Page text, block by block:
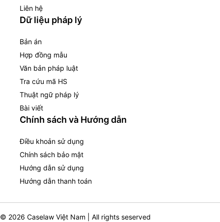
Liên hệ
Dữ liệu pháp lý
Bản án
Hợp đồng mẫu
Văn bản pháp luật
Tra cứu mã HS
Thuật ngữ pháp lý
Bài viết
Chính sách và Hướng dẫn
Điều khoản sử dụng
Chính sách bảo mật
Hướng dẫn sử dụng
Hướng dẫn thanh toán
© 2026 Caselaw Việt Nam | All rights seserved